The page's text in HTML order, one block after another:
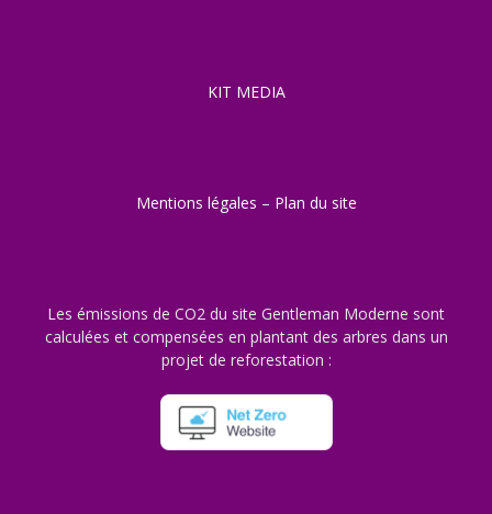
KIT MEDIA
Mentions légales – Plan du site
Les émissions de CO2 du site Gentleman Moderne sont
calculées et compensées en plantant des arbres dans un
projet de reforestation :